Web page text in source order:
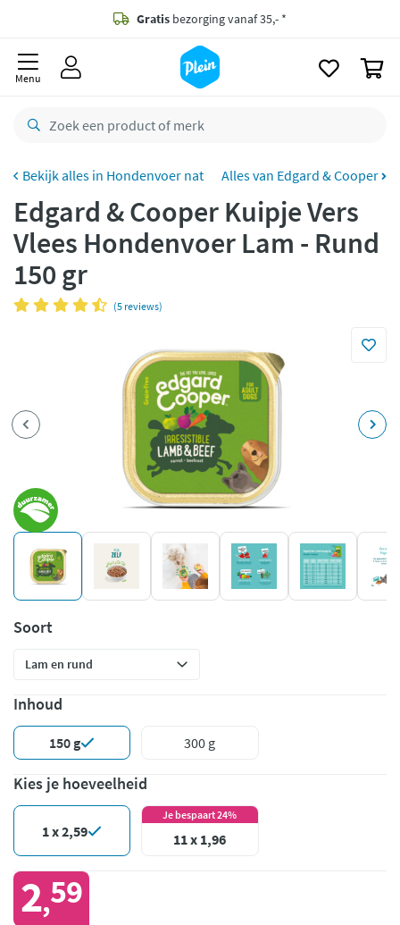
Gratis bezorging vanaf 35,- *
besteld,
retourneren
CO2 neutraal bezorgd
Betaal met Klarna
Menu
Hondenvoer nat Alles van Edgard & Cooper
Edgard & Cooper Kuipje Vers
Vlees Hondenvoer Lam - Rund
150 gr
(5 reviews)
Soort
Inhoud
150 g 300 g
Kies je hoeveelheid
1 x 2,59
Je bespaart 24%
11 x 1,96
2,59